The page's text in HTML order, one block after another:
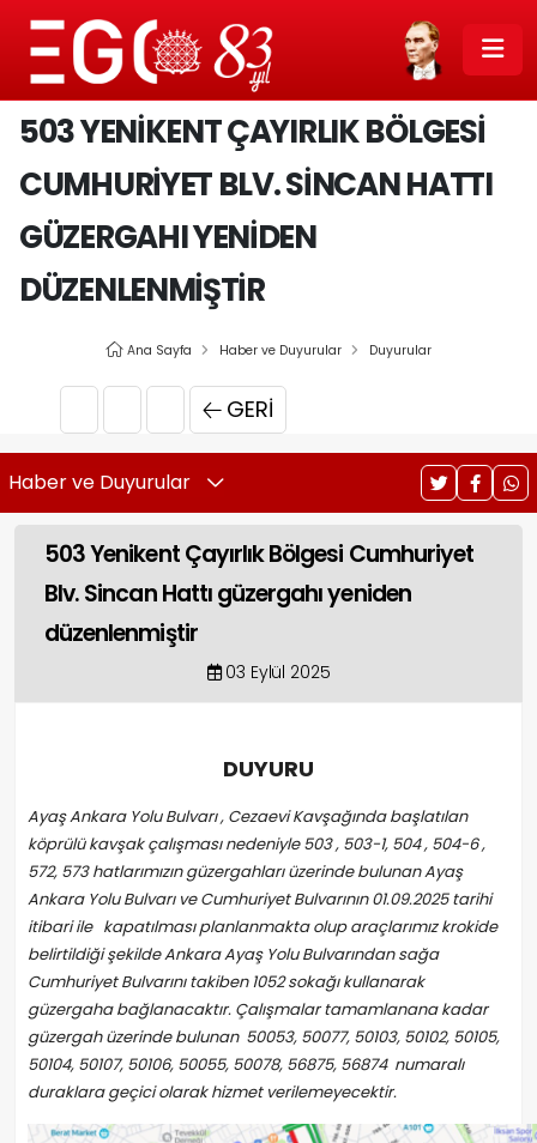
503 YENIKENT ÇAYIRLIK BÖLGESI
CUMHURIYET BLV. SINCAN HATTI
GÜZERGAHI YENIDEN
DÜZENLENMIŞTIR
Ana Sayfa Haber ve Duyurular Duyurular
GERI
Haber ve Duyurular
503 Yenikent Çayırlık Bölgesi Cumhuriyet
Blv. Sincan Hattı güzergahı yeniden
düzenlenmiştir
03 Eylül 2025
DUYURU
Ayaş Ankara Yolu Bulvarı , Cezaevi Kavşağında başlatılan
köprülü kavşak çalışması nedeniyle 503 , 503-1, 504 , 504-6 ,
572, 573 hatlarımızın güzergahları üzerinde bulunan Ayaş
Ankara Yolu Bulvarı ve Cumhuriyet Bulvarının 01.09.2025 tarihi
itibari ile kapatılması planlanmakta olup araçlarımız krokide
belirtildiği şekilde Ankara Ayaş Yolu Bulvarından sağa
Cumhuriyet Bulvarını takiben 1052 sokağı kullanarak
güzergaha bağlanacaktır. Çalışmalar tamamlanana kadar
güzergah üzerinde bulunan 50053, 50077, 50103, 50102, 50105,
50104, 50107, 50106, 50055, 50078, 56875, 56874 numaralı
duraklara geçici olarak hizmet verilemeyecektir.